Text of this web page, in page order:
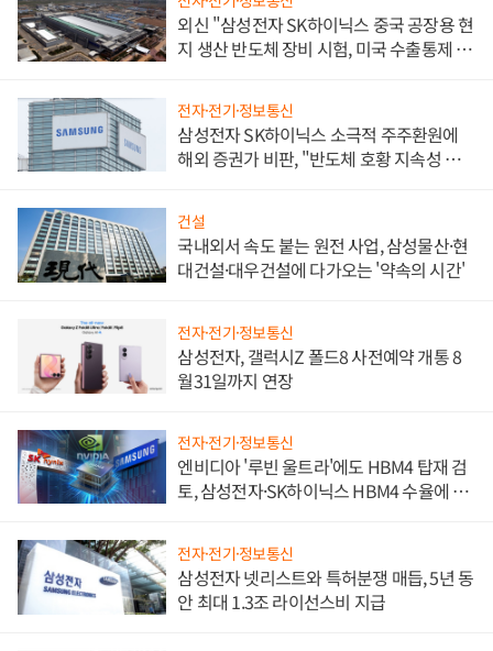
외신 "삼성전자 SK하이닉스 중국 공장용 현
지 생산 반도체 장비 시험, 미국 수출통제 대
전자·전기·정보통신
삼성전자 SK하이닉스 소극적 주주환원에
해외 증권가 비판, "반도체 호황 지속성 의
건설
국내외서 속도 붙는 원전 사업, 삼성물산·현
대건설·대우건설에 다가오는 '약속의 시간'
전자·전기·정보통신
삼성전자, 갤럭시Z 폴드8 사전예약 개통 8
월31일까지 연장
전자·전기·정보통신
엔비디아 '루빈 울트라'에도 HBM4 탑재 검
토, 삼성전자·SK하이닉스 HBM4 수율에 주
전자·전기·정보통신
삼성전자 넷리스트와 특허분쟁 매듭, 5년 동
안 최대 1.3조 라이선스비 지급